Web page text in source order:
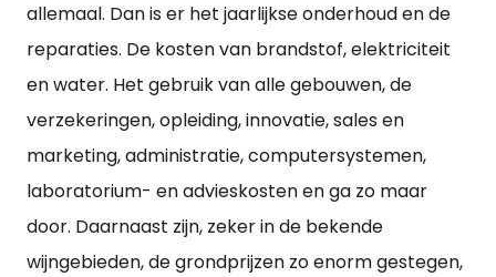
allemaal. Dan is er het jaarlijkse onderhoud en de
reparaties. De kosten van brandstof, elektriciteit
en water. Het gebruik van alle gebouwen, de
verzekeringen, opleiding, innovatie, sales en
marketing, administratie, computersystemen,
laboratorium- en advieskosten en ga zo maar
door. Daarnaast zijn, zeker in de bekende
wijngebieden, de grondprijzen zo enorm gestegen,